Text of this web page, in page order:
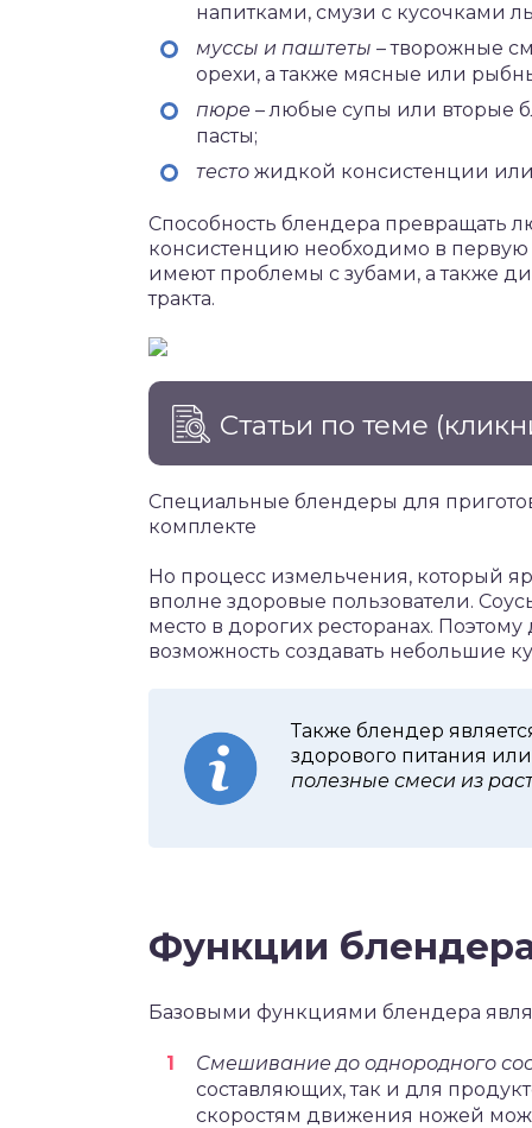
напитками, смузи с кусочками
муссы и паштеты – творожные
орехи, а также мясные или
пюре – любые супы или вторые
пасты;
тесто жидкой консистенции
Способность блендера превращать
консистенцию необходимо в
имеют проблемы с зубами, а также
тракта.
Статьи по теме
Специальные блендеры для
комплекте
Но процесс измельчения, который
вполне здоровые пользователи.
место в дорогих ресторанах.
возможность создавать небольшие
Также блендер
здорового питания
полезные смеси из
Функции
Базовыми функциями блендера
Смешивание до однородного
составляющих, так и для
скоростям движения ножей